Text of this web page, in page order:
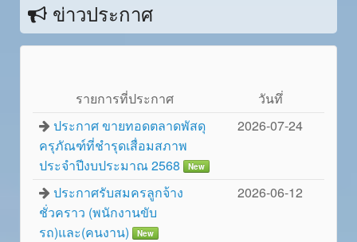
ข่าวประกาศ
รายการที่ประกาศ
วันทึ่
ประกาศ ขายทอดตลาดพัสดุ
ครุภัณฑ์ที่ชำรุดเสื่อมสภาพ
ประจำปีงบประมาณ 2568
New
2026-07-24
ประกาศรับสมครลูกจ้าง
ชั่วคราว (พนักงานขับ
รถ)และ(คนงาน)
New
2026-06-12